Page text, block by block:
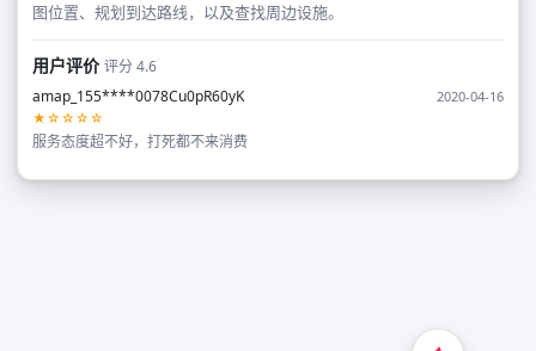
图位置、规划到达路线，以及查找周边设施。
用户评价评分 4.6
amap_155****0078Cu0pR60yK
2020-04-16
★☆☆☆☆
服务态度超不好，打死都不来消费